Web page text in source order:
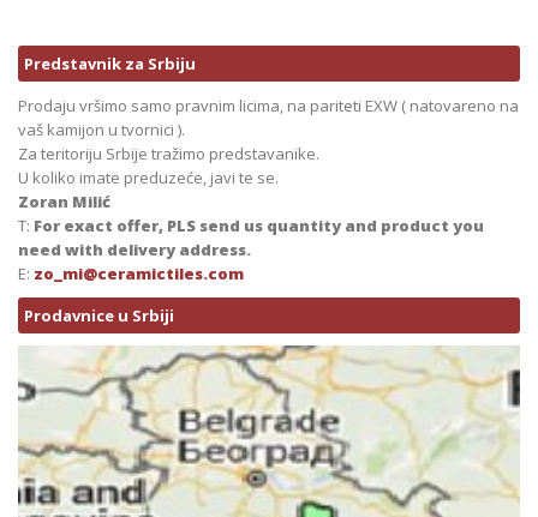
Predstavnik za Srbiju
Prodaju vršimo samo pravnim licima, na pariteti EXW ( natovareno na
vaš kamijon u tvornici ).
Za teritoriju Srbije tražimo predstavanike.
U koliko imate preduzeće, javi te se.
Zoran Milić
T: For exact offer, PLS send us quantity and product you
need with delivery address.
E: zo_mi@ceramictiles.com
Prodavnice u Srbiji